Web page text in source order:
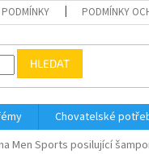
PODMÍNKY
HLEDAT
Chovatelské
Men Sports posilující